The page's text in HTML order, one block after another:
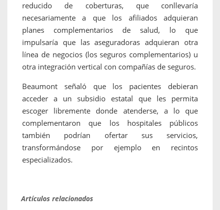
reducido de coberturas, que conllevaría
necesariamente a que los afiliados adquieran
planes complementarios de salud, lo que
impulsaría que las aseguradoras adquieran otra
línea de negocios (los seguros complementarios) u
otra integración vertical con compañías de seguros.
Beaumont señaló que los pacientes debieran
acceder a un subsidio estatal que les permita
escoger libremente donde atenderse, a lo que
complementaron que los hospitales públicos
también podrían ofertar sus servicios,
transformándose por ejemplo en recintos
especializados.
Artículos relacionados